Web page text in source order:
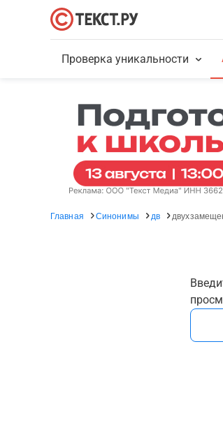
Проверка уникальности
Главная Синонимы дв